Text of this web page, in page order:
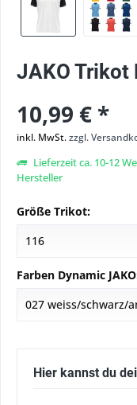
JAKO Trikot
10,99 € *
inkl. MwSt.zzgl.
Lieferzeit ca. 10-12
Hersteller
Größe Trikot:
Farben Dynamic
Hier kannst du